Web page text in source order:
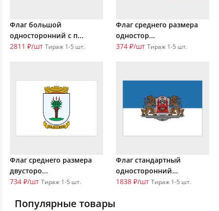
Флаг большой
односторонний с п...
2811 ₽/шт Тираж 1-5 шт.
Флаг среднего размера
одностор...
374 ₽/шт Тираж 1-5 шт.
Флаг среднего размера
двусторо...
734 ₽/шт Тираж 1-5 шт.
Флаг стандартный
односторонний...
1838 ₽/шт Тираж 1-5 шт.
Популярные товары